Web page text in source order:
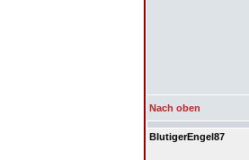
Nach oben
BlutigerEngel87